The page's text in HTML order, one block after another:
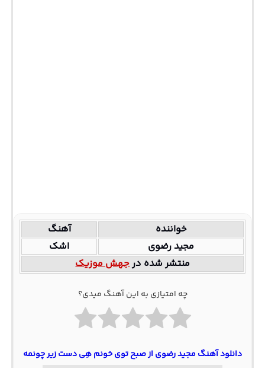
خواننده
آهنگ
مجید رضوی
اشک
منتشر شده درجهش موزیک
چه امتیازی به این آهنگ میدی؟
دانلود آهنگ مجید رضوی از صبح توی خونم هِی دست زیر چونمه